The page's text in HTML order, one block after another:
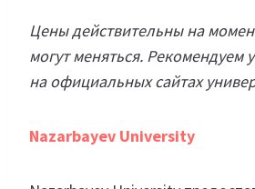
Цены действительны на
могут меняться. Рекомендуем
на официальных сайтах
Nazarbayev University